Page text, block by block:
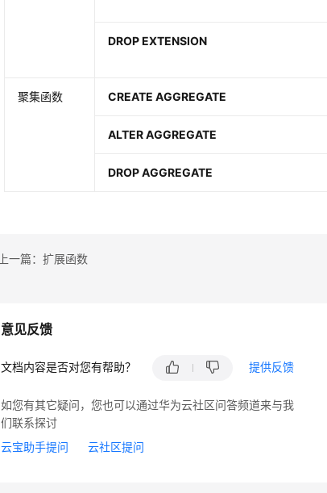
DROP EXTENSION
聚集函数 CREATE AGGREGATE
ALTER AGGREGATE
DROP AGGREGATE
上一篇：扩展函数
意见反馈
文档内容是否对您有帮助？ 提供反馈
如您有其它疑问，您也可以通过华为云社区问答频道来与我
们联系探讨
云宝助手提问
云社区提问